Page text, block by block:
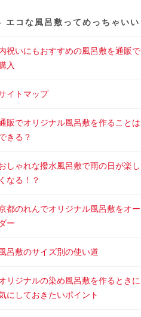
エコな風呂敷ってめっちゃいい
祝いにもおすすめの風呂敷を通販で
入
イトマップ
販でオリジナル風呂敷を作ることは
きる？
しゃれな撥水風呂敷で雨の日が楽し
くなる！？
都のれんでオリジナル風呂敷をオー
ダー
呂敷のサイズ別の使い道
リジナルの染め風呂敷を作るときに
にしておきたいポイント